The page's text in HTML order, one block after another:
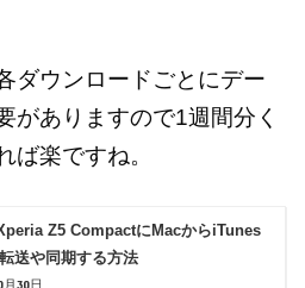
ダウンロードごとにデー
がありますので1週間分く
ば楽ですね。
Z5 CompactにMacからiTunes
送や同期する方法
月30日